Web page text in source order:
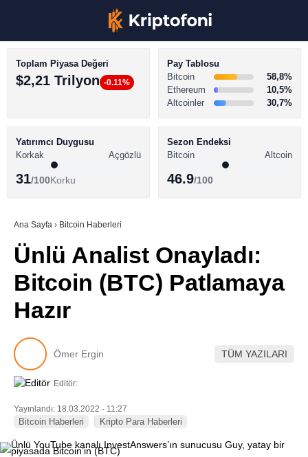
Youtube
TikTok
BİTCOİN HABERLERİ
ALTCOİN HABERLERİ
SÖZLÜK
Toplam Piyasa Değeri
$2,21 Trilyon -0.11%
Pay Tablosu
Bitcoin
58,8%
Ethereum
10,5%
Altcoinler
30,7%
Yatırımcı Duygusu
Korkak
Açgözlü
31/100Korku
Sezon Endeksi
Bitcoin
Altcoin
46.9/100
Ana Sayfa › Bitcoin Haberleri
Ünlü Analist Onayladı:
Bitcoin (BTC) Patlamaya
Hazır
Ömer Ergin TÜM YAZILARI
Editör:
Yayınlandı: 18.03.2022 - 11:27
Bitcoin Haberleri Kripto Para Haberleri